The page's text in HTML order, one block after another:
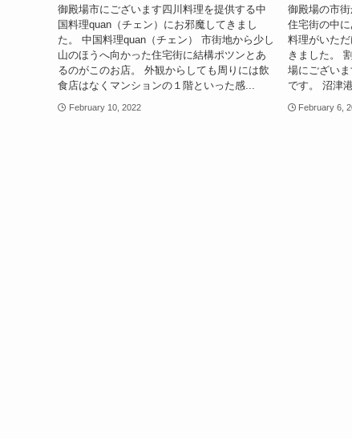
御殿場市にございます四川料理を提供する中
国料理quan（チェン）にお邪魔してきまし
た。 中国料理quan（チェン） 市街地から少し
山のほうへ向かった住宅街に結構ポツンとあ
るのがこのお店。 外観からしても周りには飲
食店はなくマンションの１階といった感...
February 10, 2022
御殿場の市
住宅街の中
料理がいた
きました。
場にござい
です。 沼津
February 6,